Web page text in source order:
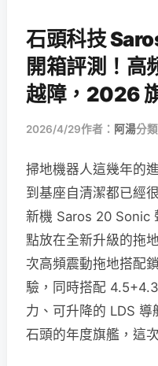
石頭科技
開箱評測！
越障，2026
2026/4/29作者： 阿湯分類
掃地機器人這幾年的
到基座自清潔都已經
新機 Saros 20 Sonic
點放在全新升級的拖
次高頻震動拖地搭配
驗，同時搭配
力、可升降的 LDS
石頭的年度旗艦，這